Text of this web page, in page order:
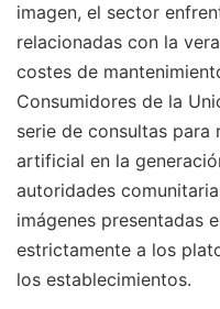
imagen, el sector
relacionadas con la
costes de
Consumidores de la
serie de consultas para
artificial en la
autoridades
imágenes presentadas
estrictamente a los
los establecimientos.